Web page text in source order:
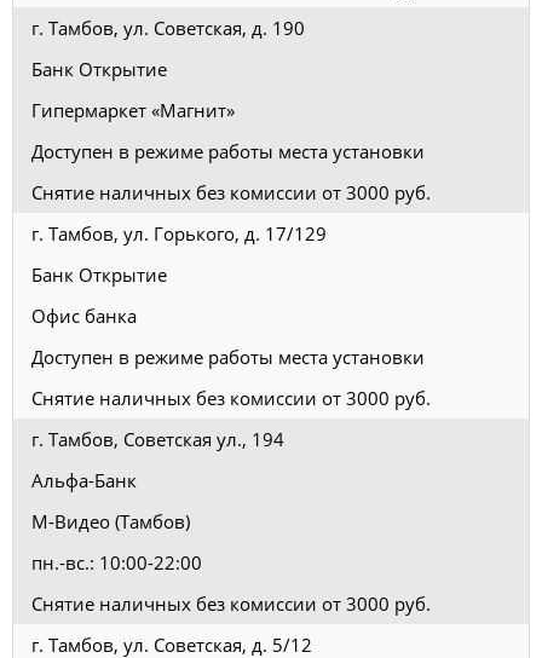
г. Тамбов, ул. Советская, д. 190
Банк Открытие
Гипермаркет «Магнит»
Доступен в режиме работы места установки
Снятие наличных без комиссии от 3000 руб.
г. Тамбов, ул. Горького, д. 17/129
Банк Открытие
Офис банка
Доступен в режиме работы места установки
Снятие наличных без комиссии от 3000 руб.
г. Тамбов, Советская ул., 194
Альфа-Банк
М-Видео (Тамбов)
пн.-вс.: 10:00-22:00
Снятие наличных без комиссии от 3000 руб.
г. Тамбов, ул. Советская, д. 5/12